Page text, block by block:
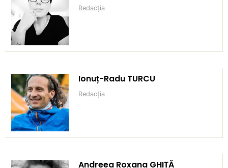
Redacția
Ionuț-Radu TURCU
Redacția
Andreea Roxana GHIȚĂ